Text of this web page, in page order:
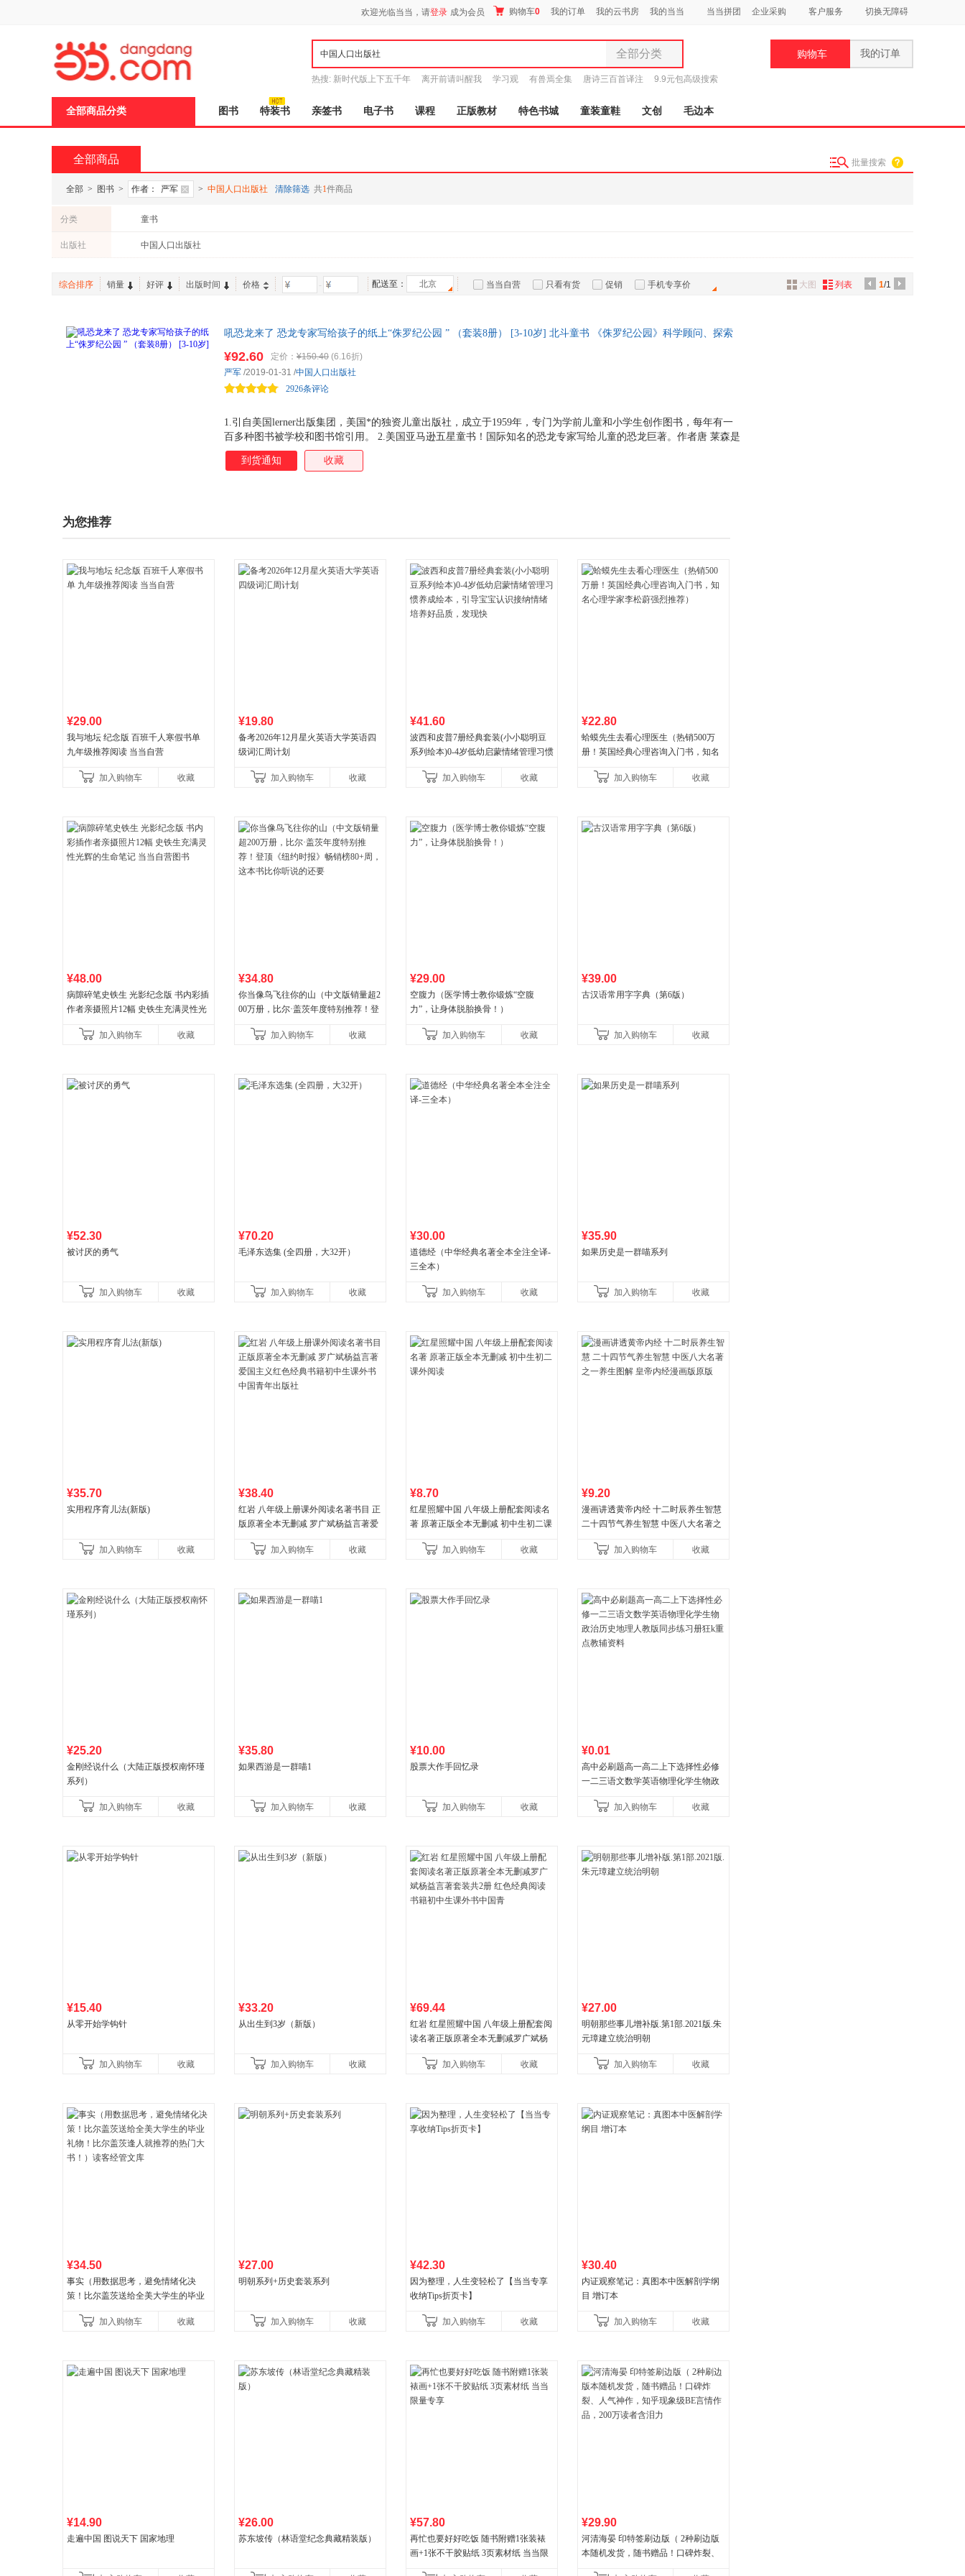
欢迎光临当当，请登录 成为会员 购物车0 我的订单 我的云书房 我的当当 当当拼团 企业采购 客户服务 切换无障碍
全部分类
全部分类
图书
电子书
家具装饰
箱包皮具
手机通讯
数码影音
热搜: 新时代版上下五千年 离开前请叫醒我 学习观 有兽焉全集 唐诗三百首译注
9.9元包高级搜索
购物车 我的订单
全部商品分类 图书 特装书 亲签书 电子书 课程 正版教材 特色书城 童装童鞋 文创 毛边本
全部商品 批量搜索
全部 > 图书 > 作者： 严军 > 中国人口出版社 清除筛选 共1件商品
分类 童书
出版社 中国人口出版社
综合排序 销量 好评 出版时间 价格 - 配送至： 北京 当当自营 只看有货 促销 手机专享价 1/1
大图 列表
吼恐龙来了 恐龙专家写给孩子的纸上“侏罗纪公园 ” （套装8册） [3-10岁] 北斗童书 《侏罗纪公园》科学顾问、探索
玩的恐龙对战游戏牌！儿童科普绘本读物
1.引自美国lerner出版集团，美国*的独资儿童出版社，成立于1959年，专门为学前儿童和小学生创作图书，每年有一
百多种图书被学校和图书馆引用。 2.美国亚马逊五星童书！国际知名的恐龙专家写给儿童的恐龙巨著。作者唐 莱森是
电影《侏罗纪公园》的技术顾问、畅销书作家，已经创作出版了50多部受孩子们欢迎的科普图书。 3.揭开恐龙王国鲜
为人知的秘密！ 哪种恐龙跑得*快？哪种恐龙*聪明？谁是恐龙世界里*致命的杀手？*恐龙有多大，*小的恐龙有多
¥92.60 定价： ¥150.40 (6.16折)
2926条评论
严军 /2019-01-31 /中国人口出版社
到货通知 收藏
为您推荐
¥29.00
我与地坛 纪念版 百班千人寒假书单
九年级推荐阅读 当当自营
加入购物车 收藏
¥19.80
备考2026年12月星火英语大学英语四
级词汇周计划
加入购物车 收藏
¥41.60
波西和皮普7册经典套装(小小聪明豆
系列绘本)0-4岁低幼启蒙情绪管理习惯
养好品质，发现快
加入购物车 收藏
¥22.80
蛤蟆先生去看心理医生（热销500万
册！英国经典心理咨询入门书，知名
加入购物车
收藏
¥48.00
病隙碎笔史铁生 光影纪念版 书内彩插
作者亲摄照片12幅 史铁生充满灵性光
加入购物车
收藏
¥34.80
你当像鸟飞往你的山（中文版销量超2
00万册，比尔·盖茨年度特别推荐！登
比你听说的还要
加入购物车 收藏
¥29.00
空腹力（医学博士教你锻炼“空腹
力”，让身体脱胎换骨！）
加入购物车 收藏
¥39.00
古汉语常用字字典（第6版）
加入购物车 收藏
¥52.30
被讨厌的勇气
加入购物车 收藏
¥70.20
毛泽东选集 (全四册，大32开）
加入购物车 收藏
¥30.00
道德经（中华经典名著全本全注全译-
三全本）
加入购物车 收藏
¥35.90
如果历史是一群喵系列
加入购物车 收藏
¥35.70
实用程序育儿法(新版)
加入购物车 收藏
¥38.40
红岩 八年级上册课外阅读名著书目 正
版原著全本无删减 罗广斌杨益言著爱
国青年出版社加入购物车 收藏
¥8.70
红星照耀中国 八年级上册配套阅读名
著 原著正版全本无删减 初中生初二课
加入购物车
收藏
¥9.20
漫画讲透黄帝内经 十二时辰养生智慧
二十四节气养生智慧 中医八大名著之
加入购物车
收藏
¥25.20
金刚经说什么（大陆正版授权南怀瑾
系列）
加入购物车 收藏
¥35.80
如果西游是一群喵1
加入购物车 收藏
¥10.00
股票大作手回忆录
加入购物车 收藏
¥0.01
高中必刷题高一高二上下选择性必修
一二三语文数学英语物理化学生物政
教辅资料加入购物车 收藏
¥15.40
从零开始学钩针
加入购物车 收藏
¥33.20
从出生到3岁（新版）
加入购物车 收藏
¥69.44
红岩 红星照耀中国 八年级上册配套阅
读名著正版原著全本无删减罗广斌杨
初中生课外书中国青
加入购物车 收藏
¥27.00
明朝那些事儿增补版.第1部.2021版.朱
元璋建立统治明朝
加入购物车 收藏
¥34.50
事实（用数据思考，避免情绪化决
策！比尔盖茨送给全美大学生的毕业
书！）读客经管文库
加入购物车 收藏
¥27.00
明朝系列+历史套装系列
加入购物车 收藏
¥42.30
因为整理，人生变轻松了【当当专享
收纳Tips折页卡】
加入购物车 收藏
¥30.40
内证观察笔记：真图本中医解剖学纲
目 增订本
加入购物车 收藏
¥14.90
走遍中国 图说天下 国家地理
¥26.00
苏东坡传（林语堂纪念典藏精装版）
¥57.80
再忙也要好好吃饭 随书附赠1张装裱
画+1张不干胶贴纸 3页素材纸 当当限
¥29.90
河清海晏 印特签刷边版（ 2种刷边版
本随机发货，随书赠品！口碑炸裂、
页